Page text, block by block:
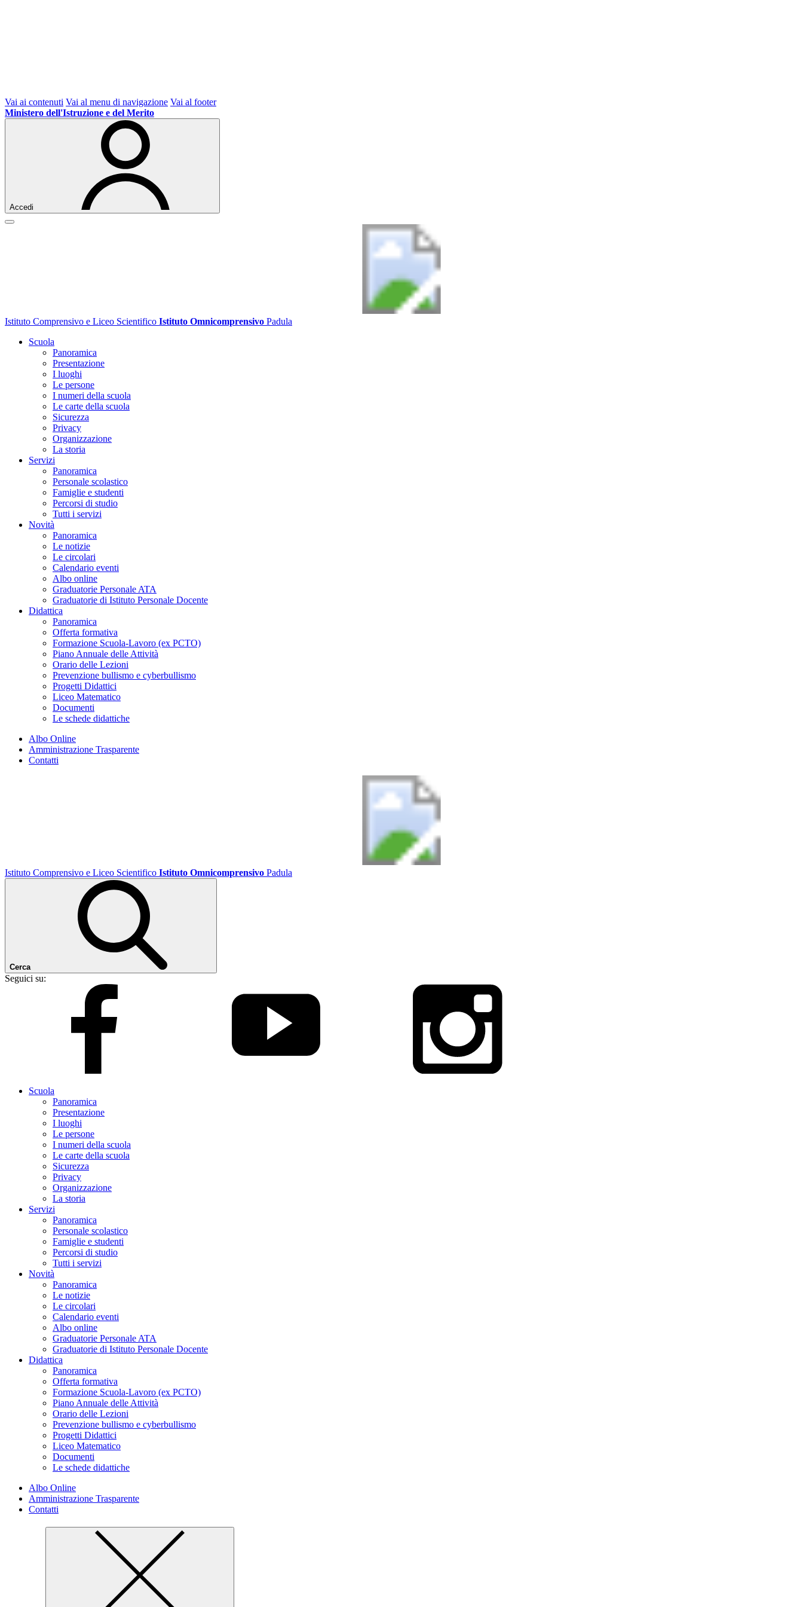
Vai ai contenuti Vai al menu di navigazione Vai al footer
Ministero dell'Istruzione e del Merito
Accedi
Istituto Comprensivo e Liceo Scientifico Istituto Omnicomprensivo Padula
Scuola
Panoramica
Presentazione
I luoghi
Le persone
I numeri della scuola
Le carte della scuola
Sicurezza
Privacy
Organizzazione
La storia
Servizi
Panoramica
Personale scolastico
Famiglie e studenti
Percorsi di studio
Tutti i servizi
Novità
Panoramica
Le notizie
Le circolari
Calendario eventi
Albo online
Graduatorie Personale ATA
Graduatorie di Istituto Personale Docente
Didattica
Panoramica
Offerta formativa
Formazione Scuola-Lavoro (ex PCTO)
Piano Annuale delle Attività
Orario delle Lezioni
Prevenzione bullismo e cyberbullismo
Progetti Didattici
Liceo Matematico
Documenti
Le schede didattiche
Albo Online
Amministrazione Trasparente
Contatti
Istituto Comprensivo e Liceo Scientifico Istituto Omnicomprensivo Padula
Cerca
Seguici su:
Scuola
Panoramica
Presentazione
I luoghi
Le persone
I numeri della scuola
Le carte della scuola
Sicurezza
Privacy
Organizzazione
La storia
Servizi
Panoramica
Personale scolastico
Famiglie e studenti
Percorsi di studio
Tutti i servizi
Novità
Panoramica
Le notizie
Le circolari
Calendario eventi
Albo online
Graduatorie Personale ATA
Graduatorie di Istituto Personale Docente
Didattica
Panoramica
Offerta formativa
Formazione Scuola-Lavoro (ex PCTO)
Piano Annuale delle Attività
Orario delle Lezioni
Prevenzione bullismo e cyberbullismo
Progetti Didattici
Liceo Matematico
Documenti
Le schede didattiche
Albo Online
Amministrazione Trasparente
Contatti